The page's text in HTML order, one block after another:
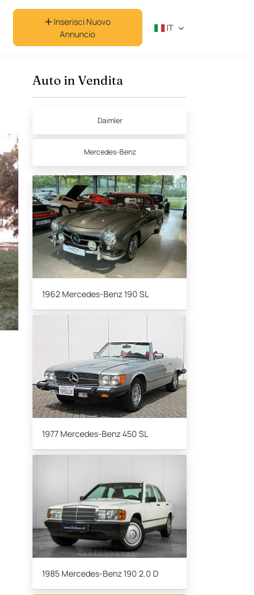
Inserisci Nuovo
Annuncio
IT
Auto in Vendita
Daimler
Mercedes-Benz
1962 Mercedes-Benz 190 SL
1977 Mercedes-Benz 450 SL
1985 Mercedes-Benz 190 2.0 D